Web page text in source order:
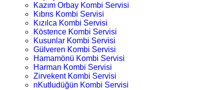
Kazım Orbay Kombi Servisi
Kıbrıs Kombi Servisi
Kızılca Kombi Servisi
Köstence Kombi Servisi
Kusunlar Kombi Servisi
Gülveren Kombi Servisi
Hamamönü Kombi Servisi
Harman Kombi Servisi
Zirvekent Kombi Servisi
nKutludüğün Kombi Servisi